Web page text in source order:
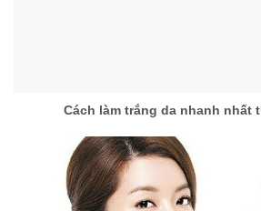
Cách làm trắng da nhanh nhất